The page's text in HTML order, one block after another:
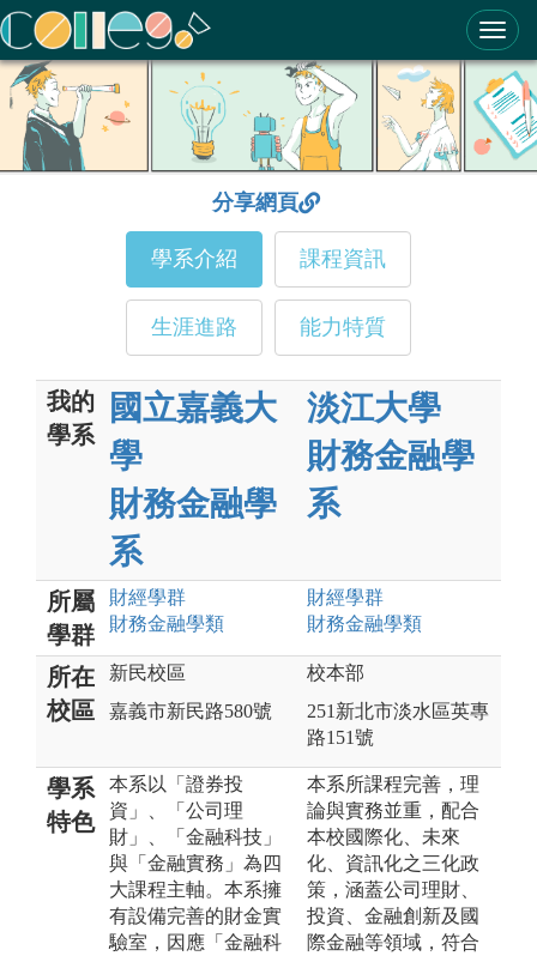
ColleGo! 大學選才與高中育才輔助系統
分享網頁
學系介紹 課程資訊
生涯進路 能力特質
我的
學系
國立嘉義大
學
財務金融學
系
淡江大學
財務金融學
系
所屬
學群
財經學群
財務金融學類
財經學群
財務金融學類
所在
校區
新民校區
嘉義市新民路580號
校本部
251新北市淡水區英專
路151號
學系
特色
本系以「證券投
資」、「公司理
財」、「金融科技」
與「金融實務」為四
大課程主軸。本系擁
有設備完善的財金實
驗室，因應「金融科
本系所課程完善，理
論與實務並重，配合
本校國際化、未來
化、資訊化之三化政
策，涵蓋公司理財、
投資、金融創新及國
際金融等領域，符合